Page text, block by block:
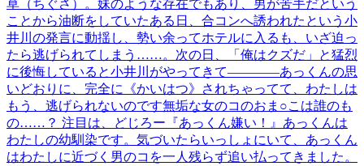
草（ちぐさ）。妹のような存在でもあり、男が苦手だという
ことから油断をしていたある日、合コンへ誘われたという小
井川の発言に動揺し、勢い余ってホテルに入るも、いざ迫っ
たら逃げられてしまう……。次の日、「俺はクズだ」と猛烈
に後悔していると小井川がやってきて――――あっくんの思
いどおりに、完全に《かいはつ》されちゃってて、わたしは
もう、逃げられないのです無垢な女のコのおま○こは誰のも
の……？ 注目は、どじろー『あっくん嫌い！』あっくんは
わたしの幼馴染です。気づいたらいっしょにいて、あっくん
はわたしに近づく男のコを一人残らず追い払ってきました。